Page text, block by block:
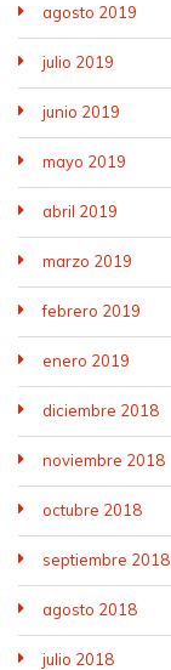
agosto 2019
julio 2019
junio 2019
mayo 2019
abril 2019
marzo 2019
febrero 2019
enero 2019
diciembre 2018
noviembre 2018
octubre 2018
septiembre 2018
agosto 2018
julio 2018